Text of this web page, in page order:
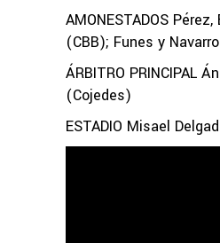
AMONESTADOS
(CBB); Funes y
ÁRBITRO PRINCIPAL
(Cojedes)
ESTADIO Misael